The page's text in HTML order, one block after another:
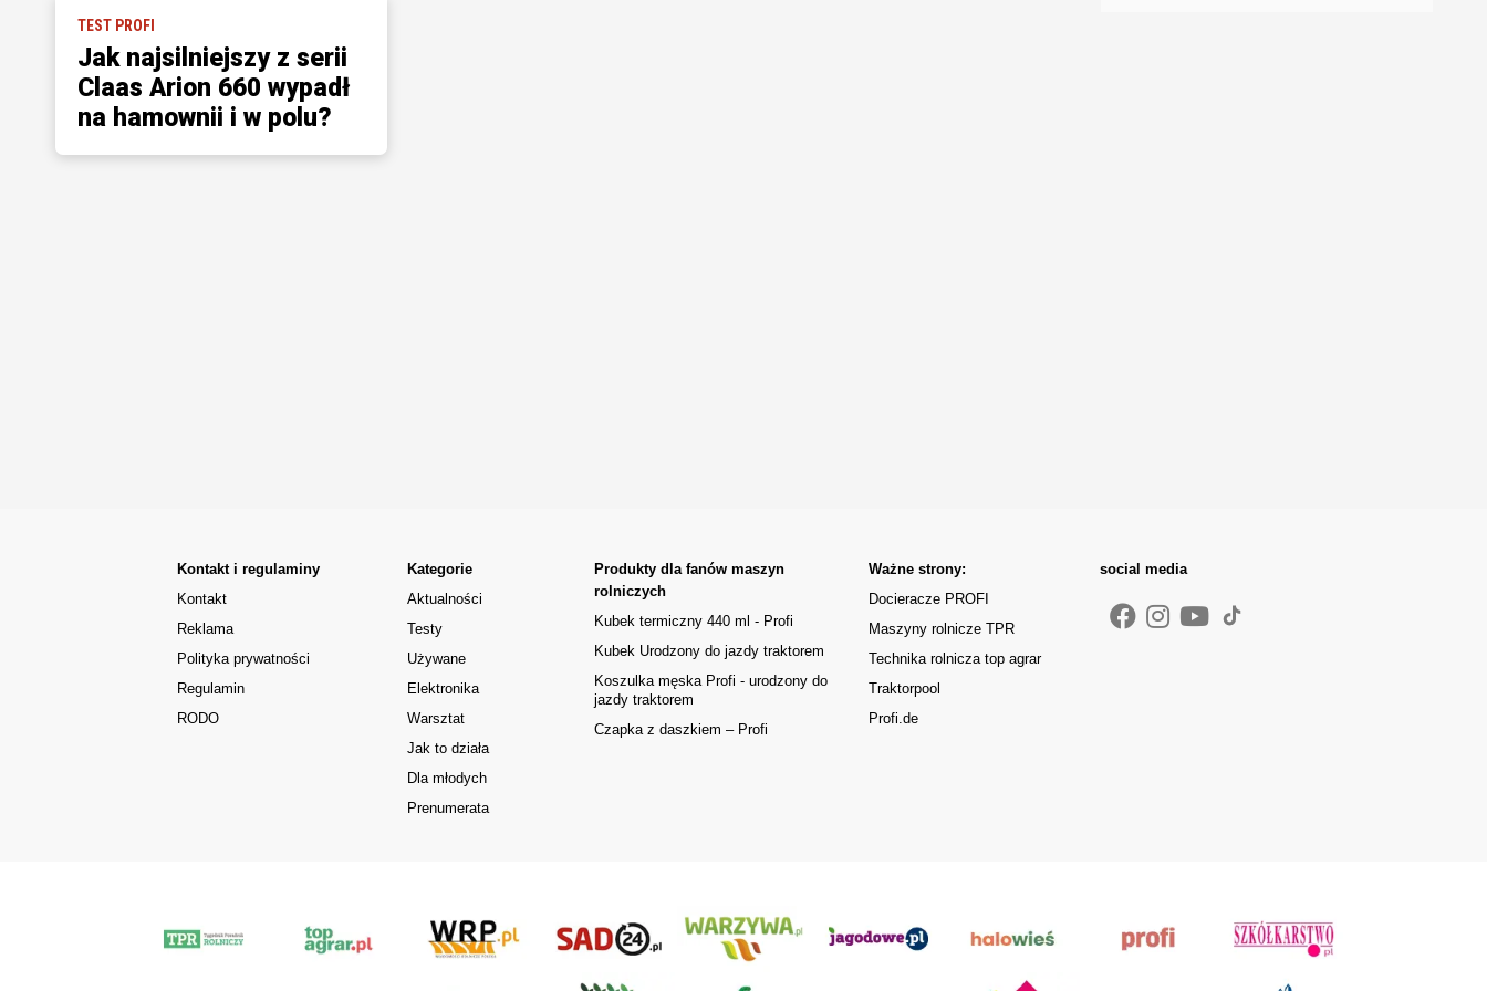
TEST PROFI
Jak najsilniejszy z serii
Claas Arion 660 wypadł
na hamownii i w polu?
Kontakt i regulaminy
Kontakt
Reklama
Polityka prywatności
Regulamin
RODO
Kategorie
Aktualności
Testy
Używane
Elektronika
Warsztat
Jak to działa
Dla młodych
Prenumerata
Produkty dla fanów maszyn
rolniczych
Kubek termiczny 440 ml - Profi
Kubek Urodzony do jazdy traktorem
Koszulka męska Profi - urodzony do
jazdy traktorem
Czapka z daszkiem – Profi
Ważne strony:
Docieracze PROFI
Maszyny rolnicze TPR
Technika rolnicza top agrar
Traktorpool
Profi.de
social media